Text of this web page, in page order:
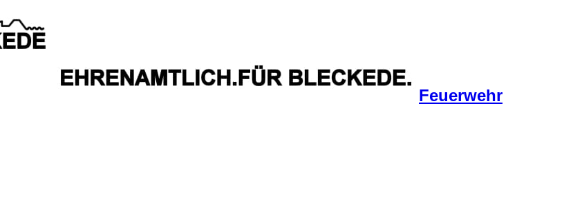
Feuerwehr